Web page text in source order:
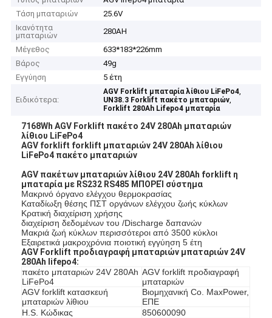
Τάση μπαταριών
25.6V
Ικανότητα
μπαταριών
280AH
Μέγεθος
633*183*226mm
Βάρος
49g
Εγγύηση
5 έτη
Ειδικότερα:
AGV Forklift μπαταρία λίθιου LiFePo4,
UN38.3 Forklift πακέτο μπαταριών,
Forklift 280Ah Lifepo4 μπαταρία
7168Wh AGV Forklift πακέτο 24V 280Ah μπαταριών
λίθιου LiFePo4
AGV forklift forklift μπαταριών 24V 280Ah λίθιου
LiFePo4 πακέτο μπαταριών
AGV πακέτων μπαταριών λίθιου 24V 280Ah forklift η
μπαταρία με RS232 RS485 ΜΠΟΡΕΊ σύστημα
Μακρινό όργανο ελέγχου θερμοκρασίας
Καταδίωξη θέσης ΠΣΤ οργάνων ελέγχου ζωής κύκλων
Κρατική διαχείριση χρήσης
διαχείριση δεδομένων του /Discharge δαπανών
Μακριά ζωή κύκλων περισσότεροι από 3500 κύκλοι
Εξαιρετικά μακροχρόνια ποιοτική εγγύηση 5 έτη
AGV Forklift προδιαγραφή μπαταριών μπαταριών 24V
280Ah lifepo4:
πακέτο μπαταριών 24V 280Ah
LiFePo4
AGV forklift προδιαγραφή
μπαταριών
AGV forklift κατασκευή
μπαταριών λίθιου
Βιομηχανική Co. MaxPower,
ΕΠΕ
H.S. Κώδικας
850600090